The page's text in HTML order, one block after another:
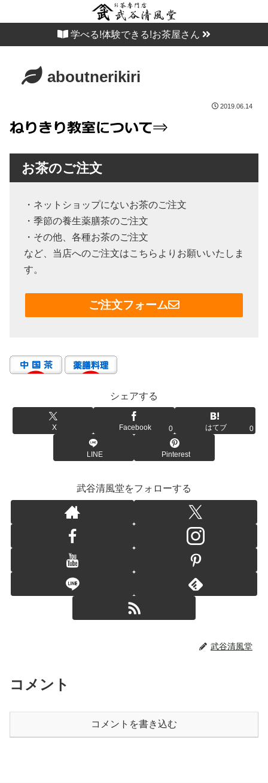
学べる!体験できる!お茶屋さん
aboutnerikiri
2019.06.14
お茶のご注文
・ネットショップにないお茶のご注文
・季節の養生薬膳茶のご注文
・その他、各種お茶のご注文
など、当店へのご注文はこちらよりお願いいたしま
す。
ご注文フォーム
シェアする
X Facebook 0 はてブ 0
LINE Pinterest
武谷清風堂をフォローする
武谷清風堂
コメント
コメントを書き込む